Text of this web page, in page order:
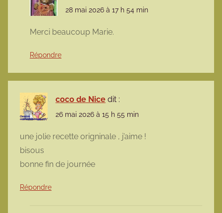
28 mai 2026 à 17 h 54 min
Merci beaucoup Marie.
Répondre
coco de Nice dit :
26 mai 2026 à 15 h 55 min
une jolie recette origninale , j’aime !
bisous
bonne fin de journée
Répondre